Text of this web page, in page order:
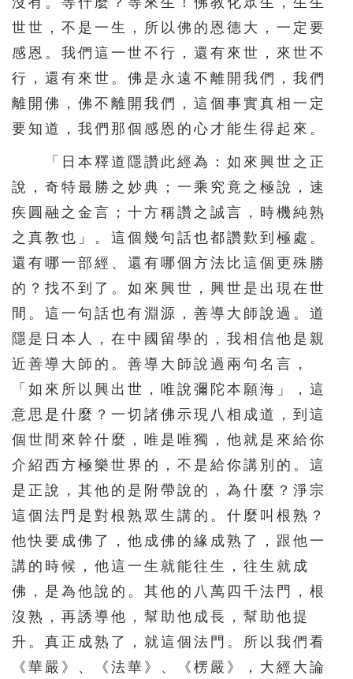
世世，不是一生，所以佛的恩德大，一定要
感恩。我們這一世不行，還有來世，來世不
行，還有來世。佛是永遠不離開我們，我們
離開佛，佛不離開我們，這個事實真相一定
要知道，我們那個感恩的心才能生得起來。
「日本釋道隱讚此經為：如來興世之正
說，奇特最勝之妙典；一乘究竟之極說，速
疾圓融之金言；十方稱讚之誠言，時機純熟
之真教也」。這個幾句話也都讚歎到極處。
還有哪一部經、還有哪個方法比這個更殊勝
的？找不到了。如來興世，興世是出現在世
間。這一句話也有淵源，善導大師說過。道
隱是日本人，在中國留學的，我相信他是親
近善導大師的。善導大師說過兩句名言，
「如來所以興出世，唯說彌陀本願海」，這
意思是什麼？一切諸佛示現八相成道，到這
個世間來幹什麼，唯是唯獨，他就是來給你
介紹西方極樂世界的，不是給你講別的。這
是正說，其他的是附帶說的，為什麼？淨宗
這個法門是對根熟眾生講的。什麼叫根熟？
他快要成佛了，他成佛的緣成熟了，跟他一
講的時候，他這一生就能往生，往生就成
佛，是為他說的。其他的八萬四千法門，根
沒熟，再誘導他，幫助他成長，幫助他提
升。真正成熟了，就這個法門。所以我們看
《華嚴》、《法華》、《楞嚴》，大經大論